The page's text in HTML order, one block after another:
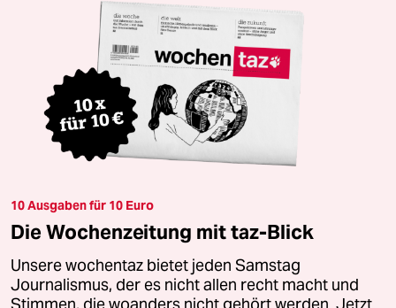
10 Ausgaben für 10 Euro
Die Wochenzeitung mit taz-Blick
Unsere wochentaz bietet jeden Samstag
Journalismus, der es nicht allen recht macht und